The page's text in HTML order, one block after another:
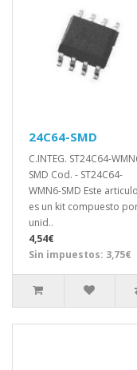
24C64-SMD
C.INTEG. ST24C64-
SMD Cod. - ST24C64-
WMN6-SMD Este articulo
es un kit compuesto
unid..
4,54€
Sin impuestos: 3,75€